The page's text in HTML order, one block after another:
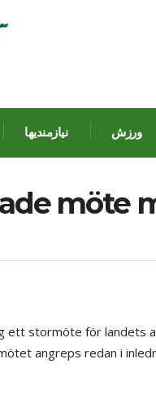
نيازمنديها ورزش
möte
ett stormöte för landets
angreps redan i